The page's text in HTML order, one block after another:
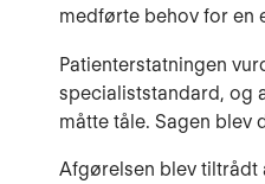
medførte behov for en
Patienterstatningen
specialiststandard, og
måtte tåle. Sagen blev
Afgørelsen blev tiltrådt